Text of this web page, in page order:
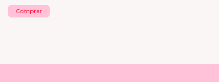
Comprar